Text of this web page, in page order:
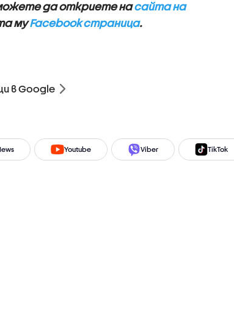
да откриете насайта на
муFacebook страница.
в Google
Youtube Viber TikTok